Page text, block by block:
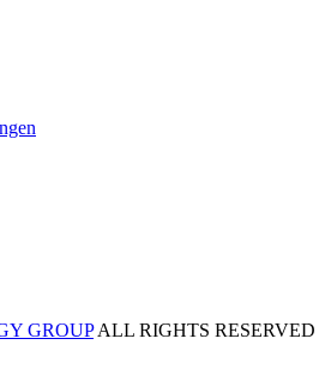
GROUPALL RIGHTS RESERVED